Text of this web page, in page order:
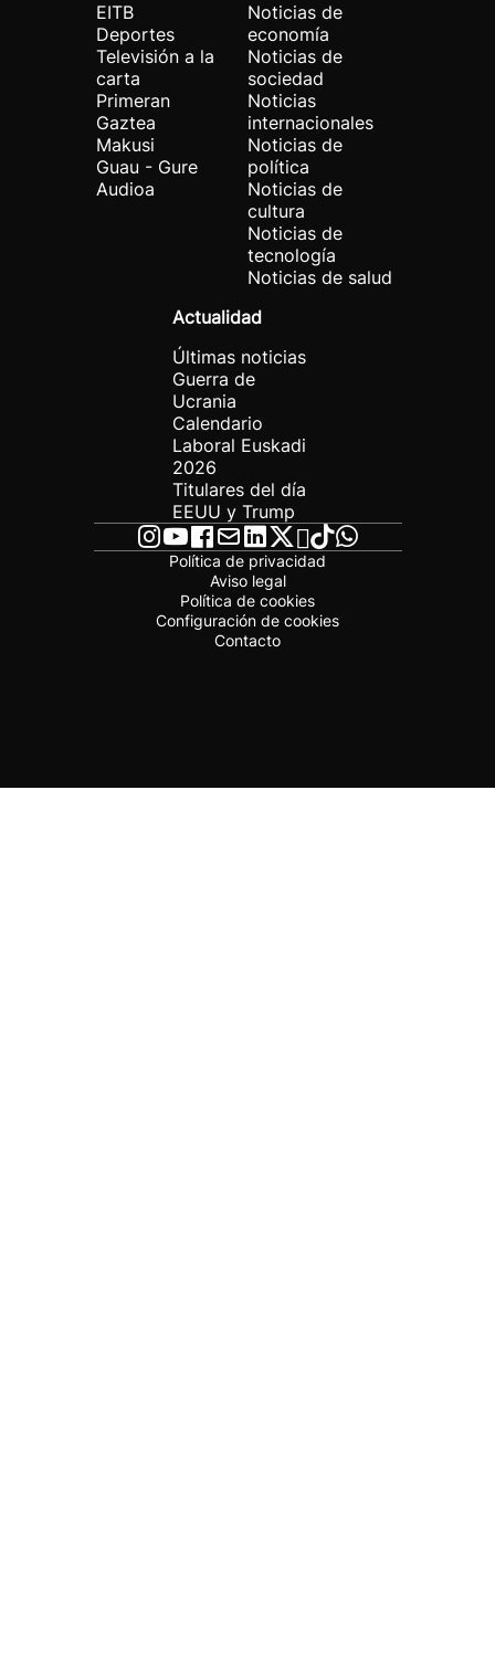
EITB
Deportes
Televisión a la
carta
Primeran
Gaztea
Makusi
Guau - Gure
Audioa
Noticias de
economía
Noticias de
sociedad
Noticias
internacionales
Noticias de
política
Noticias de
cultura
Noticias de
tecnología
Noticias de salud
Actualidad
Últimas noticias
Guerra de
Ucrania
Calendario
Laboral Euskadi
2026
Titulares del día
EEUU y Trump
Política de privacidad
Aviso legal
Política de cookies
Configuración de cookies
Contacto